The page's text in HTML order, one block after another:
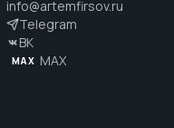
info@artemfirsov.ru
Telegram
ВК
MAX MAX